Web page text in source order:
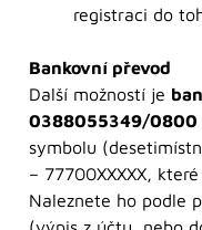
registraci do
Bankovní převod
Další možností je
0388055349/0800
symbolu
– 77700XXXXX,
Naleznete ho podle